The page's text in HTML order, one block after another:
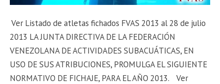
Ver Listado de atletas fichados FVAS 2013 al 28 de julio
2013 LA JUNTA DIRECTIVA DE LA FEDERACIÓN
VENEZOLANA DE ACTIVIDADES SUBACUÁTICAS, EN
USO DE SUS ATRIBUCIONES, PROMULGA EL SIGUIENTE
NORMATIVO DE FICHAJE, PARA EL AÑO 2013. Ver